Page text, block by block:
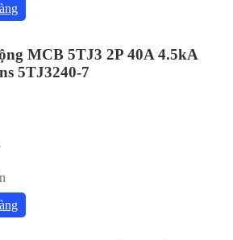
MCB 5TJ3 2P 40A 4.5kA
5TJ3240-7